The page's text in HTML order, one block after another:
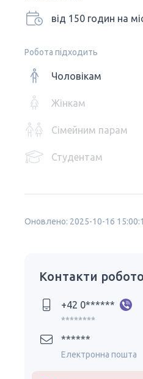
від 150 годин на
Робота підходить
Чоловікам
Жінкам
Сімейним парам
Студентам
Оновлено: 2025-10-16
Контакти
+42 0******
********
******
Електронна пошта